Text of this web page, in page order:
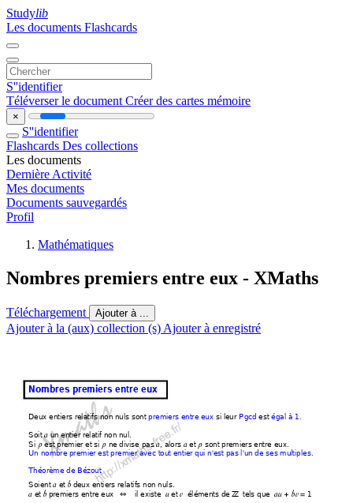
Studylib
Les documents Flashcards
S''identifier
Téléverser le document Créer des cartes mémoire
×
S''identifier
Flashcards Des collections
Les documents
Dernière Activité
Mes documents
Documents sauvegardés
Profil
Mathématiques
Nombres premiers entre eux - XMaths
Téléchargement Ajouter à ...
Ajouter à la (aux) collection (s) Ajouter à enregistré
Nombres premiers entre eux
Deux entiers relatifs non nulssont premiers entre eux si leur Pgcd est égal à 1.
Soit a un entier relatif non nul.
Si p est premier et si p ne divise pas a, alors a et p sont premiers entre eux.
Un nombre premier est premier avec tout entier qui n'est pas l'un de ses multiples.
Théorème de Bézout
Soient a et b deux entiers relatifs non nuls.
a et b premiers entre eux ⇔
   il existe
u et v
  élé
ments de ZZ
   tel
s que au + bv = 1